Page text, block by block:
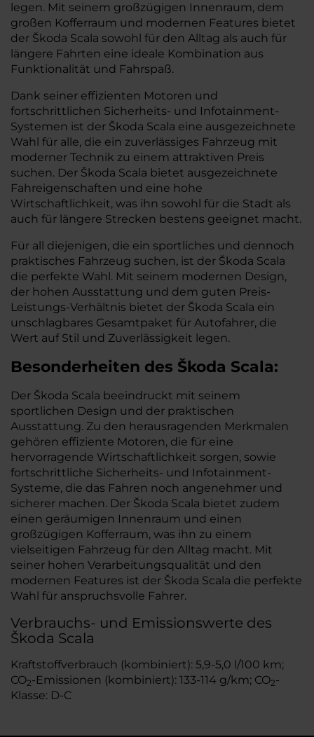
legen. Mit seinem großzügigen Innenraum, dem
großen Kofferraum und modernen Features bietet
der Škoda Scala sowohl für den Alltag als auch für
längere Fahrten eine ideale Kombination aus
Funktionalität und Fahrspaß.
Dank seiner effizienten Motoren und
fortschrittlichen Sicherheits- und Infotainment-
Systemen ist der Škoda Scala eine ausgezeichnete
Wahl für alle, die ein zuverlässiges Fahrzeug mit
moderner Technik zu einem attraktiven Preis
suchen. Der Škoda Scala bietet ausgezeichnete
Fahreigenschaften und eine hohe
Wirtschaftlichkeit, was ihn sowohl für die Stadt als
auch für längere Strecken bestens geeignet macht.
Für all diejenigen, die ein sportliches und dennoch
praktisches Fahrzeug suchen, ist der Škoda Scala
die perfekte Wahl. Mit seinem modernen Design,
der hohen Ausstattung und dem guten Preis-
Leistungs-Verhältnis bietet der Škoda Scala ein
unschlagbares Gesamtpaket für Autofahrer, die
Wert auf Stil und Zuverlässigkeit legen.
Besonderheiten des Škoda Scala:
Der Škoda Scala beeindruckt mit seinem
sportlichen Design und der praktischen
Ausstattung. Zu den herausragenden Merkmalen
gehören effiziente Motoren, die für eine
hervorragende Wirtschaftlichkeit sorgen, sowie
fortschrittliche Sicherheits- und Infotainment-
Systeme, die das Fahren noch angenehmer und
sicherer machen. Der Škoda Scala bietet zudem
einen geräumigen Innenraum und einen
großzügigen Kofferraum, was ihn zu einem
vielseitigen Fahrzeug für den Alltag macht. Mit
seiner hohen Verarbeitungsqualität und den
modernen Features ist der Škoda Scala die perfekte
Wahl für anspruchsvolle Fahrer.
Verbrauchs- und Emissionswerte des
Škoda Scala
Kraftstoffverbrauch (kombiniert): 5,9-5,0 l/100 km;
CO2-Emissionen (kombiniert): 133-114 g/km; CO2-
Klasse: D-C